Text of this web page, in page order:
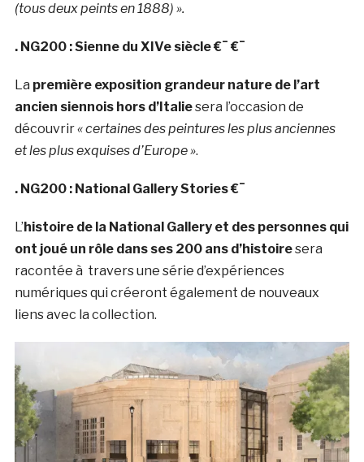
(tous deux peints en 1888) ».
. NG200 : Sienne du XIVe siècle €¯ €¯
La première exposition grandeur nature de l’art
ancien siennois hors d’Italiesera l’occasion de
découvrir« certaines des peintures les plus anciennes
et les plus exquises d’Europe ».
. NG200 : National Gallery Stories €¯
L’ histoire de la National Gallery et des personnes qui
ont joué un rôle dans ses 200 ans d’histoiresera
racontée à travers une série d’expériences
numériques qui créeront également de nouveaux
liens avec la collection.